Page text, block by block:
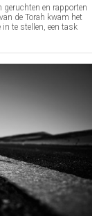
en rapporten
de Torah kwam het
in te stellen, een task